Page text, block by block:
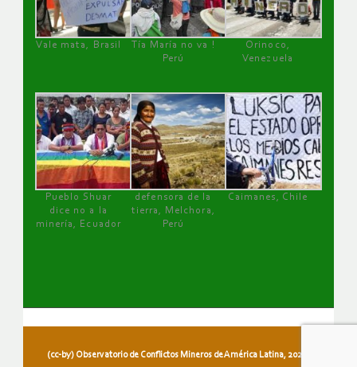
Vale mata, Brasil
Tía María no va !
Perú
Orinoco,
Venezuela
Pueblo Shuar
dice no a la
minería, Ecuador
defensora de la
tierra, Melchora,
Perú
Caimanes, Chile
(cc-by) Observatorio de Conflictos Mineros de América Latina, 2026